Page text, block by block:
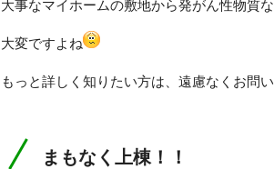
大事なマイホームの敷地から発がん性物質
大変ですよね
もっと詳しく知りたい方は、遠慮なくお問
まもなく上棟！！